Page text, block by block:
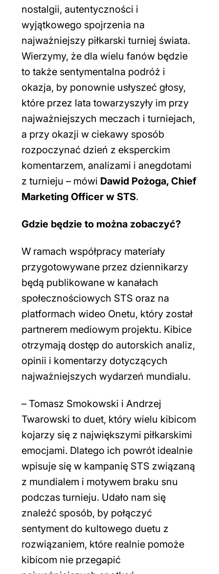
nostalgii, autentyczności i
wyjątkowego spojrzenia na
najważniejszy piłkarski turniej świata.
Wierzymy, że dla wielu fanów będzie
to także sentymentalna podróż i
okazja, by ponownie usłyszeć głosy,
które przez lata towarzyszyły im przy
najważniejszych meczach i turniejach,
a przy okazji w ciekawy sposób
rozpoczynać dzień z eksperckim
komentarzem, analizami i anegdotami
z turnieju – mówi Dawid Pożoga, Chief
Marketing Officer w STS.
Gdzie będzie to można zobaczyć?
W ramach współpracy materiały
przygotowywane przez dziennikarzy
będą publikowane w kanałach
społecznościowych STS oraz na
platformach wideo Onetu, który został
partnerem mediowym projektu. Kibice
otrzymają dostęp do autorskich analiz,
opinii i komentarzy dotyczących
najważniejszych wydarzeń mundialu.
– Tomasz Smokowski i Andrzej
Twarowski to duet, który wielu kibicom
kojarzy się z największymi piłkarskimi
emocjami. Dlatego ich powrót idealnie
wpisuje się w kampanię STS związaną
z mundialem i motywem braku snu
podczas turnieju. Udało nam się
znaleźć sposób, by połączyć
sentyment do kultowego duetu z
rozwiązaniem, które realnie pomoże
kibicom nie przegapić